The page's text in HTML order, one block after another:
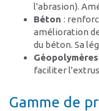
l'abrasion).
Béton :
amélioration
du béton. Sa
Géopolymères
faciliter
Gamme de